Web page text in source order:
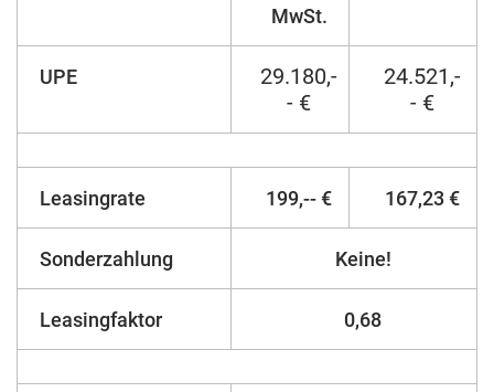
MwSt.
UPE
29.180,-
- €
24.521,-
- €
Leasingrate 199,-- € 167,23 €
Sonderzahlung Keine!
Leasingfaktor 0,68